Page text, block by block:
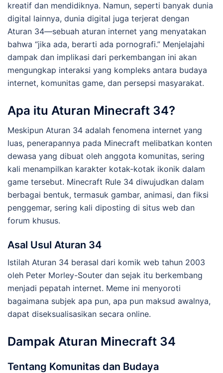
kreatif dan mendidiknya. Namun, seperti banyak dunia
digital lainnya, dunia digital juga terjerat dengan
Aturan 34—sebuah aturan internet yang menyatakan
bahwa “jika ada, berarti ada pornografi.” Menjelajahi
dampak dan implikasi dari perkembangan ini akan
mengungkap interaksi yang kompleks antara budaya
internet, komunitas game, dan persepsi masyarakat.
Apa itu Aturan Minecraft 34?
Meskipun Aturan 34 adalah fenomena internet yang
luas, penerapannya pada Minecraft melibatkan konten
dewasa yang dibuat oleh anggota komunitas, sering
kali menampilkan karakter kotak-kotak ikonik dalam
game tersebut. Minecraft Rule 34 diwujudkan dalam
berbagai bentuk, termasuk gambar, animasi, dan fiksi
penggemar, sering kali diposting di situs web dan
forum khusus.
Asal Usul Aturan 34
Istilah Aturan 34 berasal dari komik web tahun 2003
oleh Peter Morley-Souter dan sejak itu berkembang
menjadi pepatah internet. Meme ini menyoroti
bagaimana subjek apa pun, apa pun maksud awalnya,
dapat diseksualisasikan secara online.
Dampak Aturan Minecraft 34
Tentang Komunitas dan Budaya